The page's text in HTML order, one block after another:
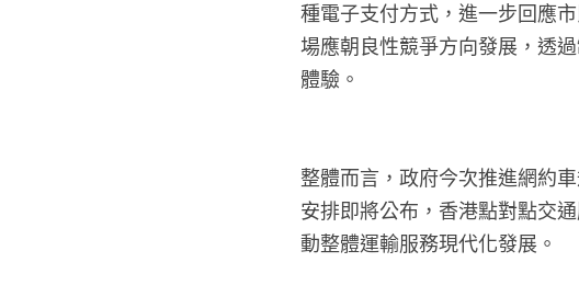
種電子支付方式，進一步回應
場應朝良性競爭方向發展，透
體驗。
整體而言，政府今次推進網約
安排即將公布，香港點對點交
動整體運輸服務現代化發展。